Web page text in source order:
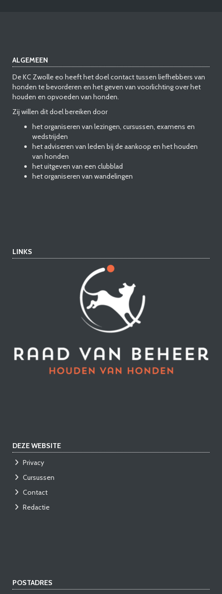
ALGEMEEN
De KC Zwolle eo heeft het doel contact tussen liefhebbers van
honden te bevorderen en het geven van voorlichting over het
houden en opvoeden van honden.
Zij willen dit doel bereiken door
het organiseren van lezingen, cursussen, examens en
wedstrijden
het adviseren van leden bij de aankoop en het houden
van honden
het uitgeven van een clubblad
het organiseren van wandelingen
LINKS
DEZE WEBSITE
Privacy
Cursussen
Contact
Redactie
POSTADRES